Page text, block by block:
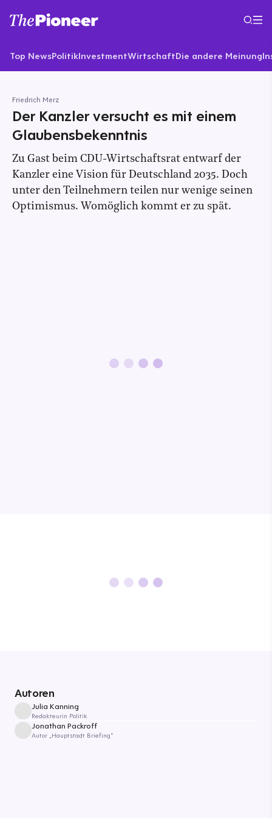
Top NewsPolitikInvestmentWirtschaftDie andere Meinung
Friedrich Merz
Der Kanzler versucht es mit einem
Glaubensbekenntnis
Zu Gast beim CDU-Wirtschaftsrat entwarf der
Kanzler eine Vision für Deutschland 2035. Doch
unter den Teilnehmern teilen nur wenige seinen
Optimismus. Womöglich kommt er zu spät.
Autoren
Julia Kanning
Redakteurin Politik
Jonathan Packroff
Autor „Hauptstadt Briefing“